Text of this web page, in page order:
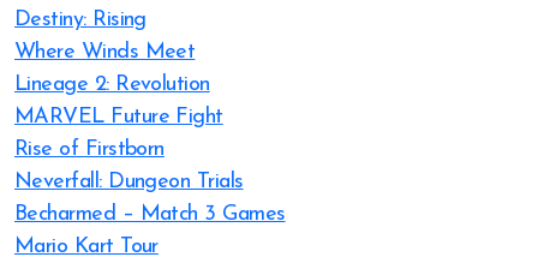
Destiny: Rising
Where Winds Meet
Lineage 2: Revolution
MARVEL Future Fight
Rise of Firstborn
Neverfall: Dungeon Trials
Becharmed – Match 3 Games
Mario Kart Tour